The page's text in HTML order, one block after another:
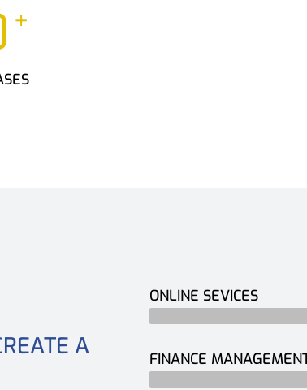
+
A
ONLINE SEVICES
FINANCE